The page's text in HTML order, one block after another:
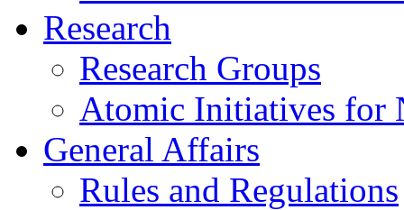
Research
Research Groups
Atomic Initiatives for
General Affairs
Rules and Regulations